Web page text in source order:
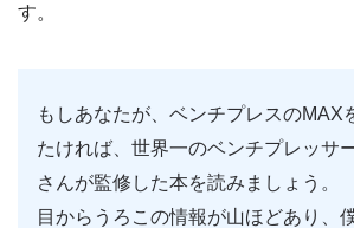
す。
もしあなたが、ベンチプレスのMAX
たければ、世界一のベンチプレッサ
さんが監修した本を読みましょう。
目からうろこの情報が山ほどあり、